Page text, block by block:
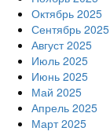
Октябрь 2025
Сентябрь 2025
Август 2025
Июль 2025
Июнь 2025
Май 2025
Апрель 2025
Март 2025